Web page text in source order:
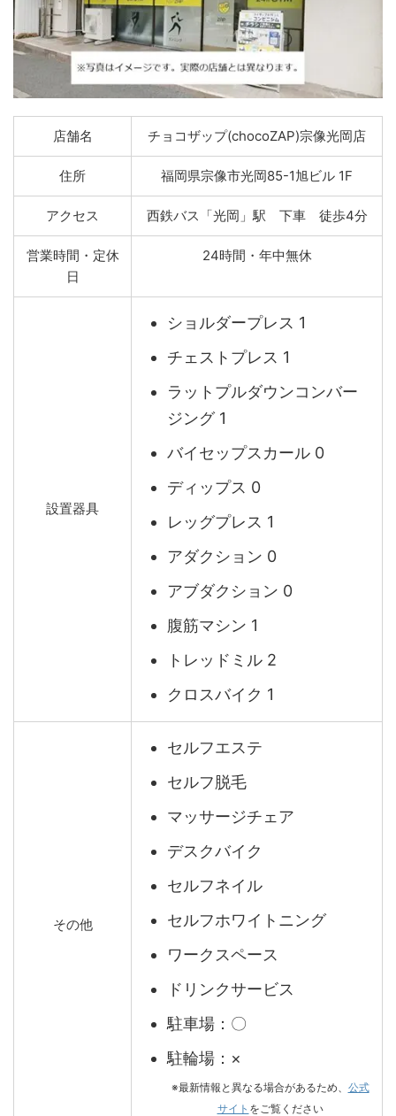
店舗名 チョコザップ(chocoZAP)宗像光岡店
住所 福岡県宗像市光岡85-1旭ビル 1F
アクセス 西鉄バス「光岡」駅 下車 徒歩4分
営業時間・定休
日
24時間・年中無休
設置器具
ショルダープレス 1
チェストプレス 1
ラットプルダウンコンバー
ジング 1
バイセップスカール 0
ディップス 0
レッグプレス 1
アダクション 0
アブダクション 0
腹筋マシン 1
トレッドミル 2
クロスバイク 1
その他
セルフエステ
セルフ脱毛
マッサージチェア
デスクバイク
セルフネイル
セルフホワイトニング
ワークスペース
ドリンクサービス
駐車場：〇
駐輪場：×
※最新情報と異なる場合があるため、 公式
サイト をご覧ください